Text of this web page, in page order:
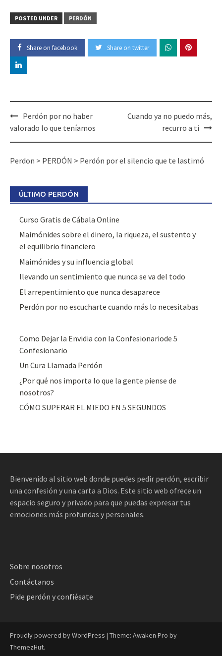
POSTED UNDER PERDÓN
Share on facebook Share on twitter
Post
navigation
Perdón por no haber
valorado lo que teníamos
Cuando ya no puedo más,
recurro a ti
Perdon > PERDÓN > Perdón por el silencio que te lastimó
ÚLTIMO PERDÓN
Curso Gratis de Cábala Online
Maimónides sobre el dinero, la riqueza, el sustento y
el equilibrio financiero
Maimónides y su influencia global
llevando un sentimiento que nunca se va del todo
El arrepentimiento que nunca desaparece
Perdón por no escucharte cuando más lo necesitabas
Como Dejar la Envidia con la Confesionariode 5
Confesionario
Un Cura Llamada Perdón
¿Por qué nos importa lo que la gente piense de
nosotros?
CÓMO SUPERAR EL MIEDO EN 5 SEGUNDOS
Bienvenido al sitio web donde puedes pedir perdón, escribir
una confesión y una carta a Dios. Este sitio web ofrece un
espacio seguro y privado para que puedas expresar tus
emociones más profundas y personales.
Sobre nosotros
Contáctanos
Pide perdón y confiésate
Proudly powered by WordPress | Theme: Awaken Pro by
ThemezHut.